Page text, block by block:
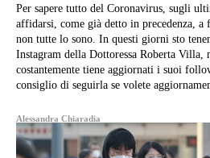
Per sapere tutto del Coronavirus, sugli
affidarsi, come già detto in precedenza,
non tutte lo sono. In questi giorni sto
Instagram della Dottoressa Roberta Villa,
costantemente tiene aggiornati i suoi
consiglio di seguirla se volete
Alessandra Chiaradia